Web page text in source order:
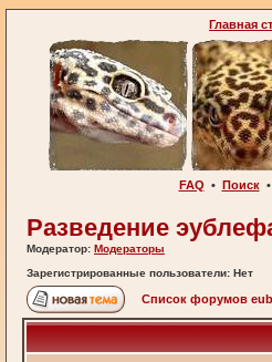
Главная
FAQ • Поиск•
Разведение
Модератор: Модераторы
Зарегистрированные пользователи: Нет
Список форумов